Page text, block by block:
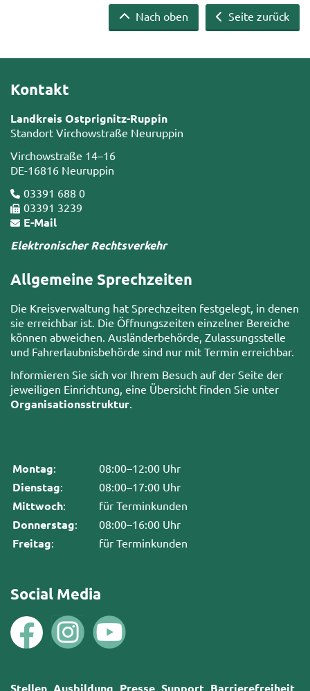
Seite zurück
Nach oben
Kontakt
Landkreis Ostprignitz-Ruppin
Standort Virchowstraße Neuruppin
Virchowstraße 14–16
DE-16816 Neuruppin
03391 688 0
03391 3239
E-Mail
Elektronischer Rechtsverkehr
Allgemeine Sprechzeiten
Die Kreisverwaltung hat Sprechzeiten festgelegt, in denen
sie erreichbar ist. Die Öffnungszeiten einzelner Bereiche
können abweichen. Ausländerbehörde, Zulassungsstelle
und Fahrerlaubnisbehörde sind nur mit Termin erreichbar.
Informieren Sie sich vor Ihrem Besuch auf der Seite der
jeweiligen Einrichtung, eine Übersicht finden Sie unter
Organisationsstruktur
Montag: 08:00–12:00 Uhr
Dienstag: 08:00–17:00 Uhr
Mittwoch: für Terminkunden
Donnerstag: 08:00–16:00 Uhr
Freitag: für Terminkunden
Social Media
Stellen Ausbildung Presse Support Barrierefreiheit